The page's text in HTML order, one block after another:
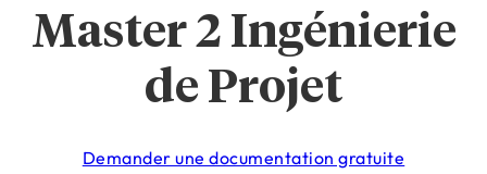
Master 2 Ingénierie
de Projet
Demander une documentation gratuite